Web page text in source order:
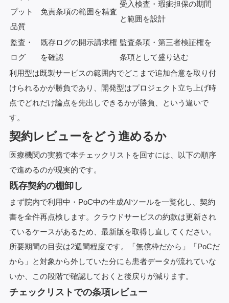
プット
品質
免責条項の範囲を精査
受入検査・瑕疵担保の期間
と範囲を設計
監査・
ログ
既存ログの開示請求権
を確認
監査条項・第三者検証権を
条項として盛り込む
利用型は既製サービスの範囲内でどこまで追加合意を取り付
けられるかが勝負であり、開発型はプロジェクト立ち上げ時
点でどれだけ論点を先出しできるかが勝負、という違いで
す。
契約レビューをどう進めるか
医療機関の実務で本チェックリストを回すには、以下の順序
で進めるのが現実的です。
既存契約の棚卸し
まず院内で利用中・PoC中の生成AIツールを一覧化し、契約
書を全件再点検します。クラウドサービスの約款は更新され
ているケースがあるため、最新版を取得し直してください。
所要期間の目安は2週間程度です。「無償枠だから」「PoCだ
から」と対象から外していた分にも患者データが流れていな
いか、この段階で確認しておくと後戻りが減ります。
チェックリストでの条項レビュー